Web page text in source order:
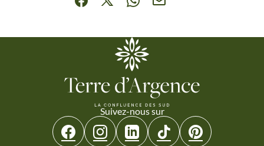
Partager sur Facebook (nouvelle fenêtre)
Partager sur X / Twitter (nouvelle
Partager sur WhatsApp
Partager par mail
Suivez-nous sur
Suivez-nous sur Facebook
Suivez-nous sur Instagram
Suivez-nous sur Linkedin
Suivez-nous sur Tiktok
Suivez-nous sur